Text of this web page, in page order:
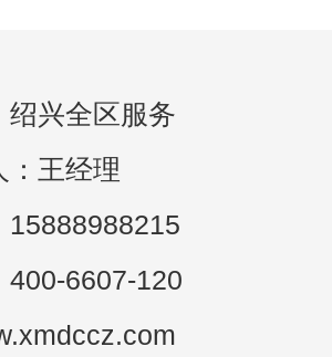
绍兴全区服务
：王经理
15888988215
400-6607-120